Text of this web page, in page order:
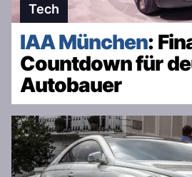
Tech
IAA München:
Countdown für
Autobauer